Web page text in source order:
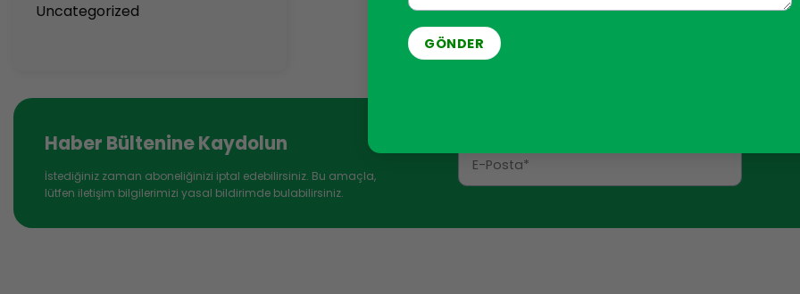
Uncategorized
Haber Bültenine Kaydolun
İstediğiniz zaman aboneliğinizi iptal edebilirsiniz. Bu amaçla,
lütfen iletişim bilgilerimizi yasal bildirimde bulabilirsiniz.